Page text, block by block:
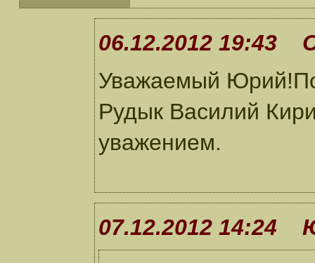
06.12.2012 19:43
Уважаемый
Рудык Василий
уважением.
07.12.2012 14:24